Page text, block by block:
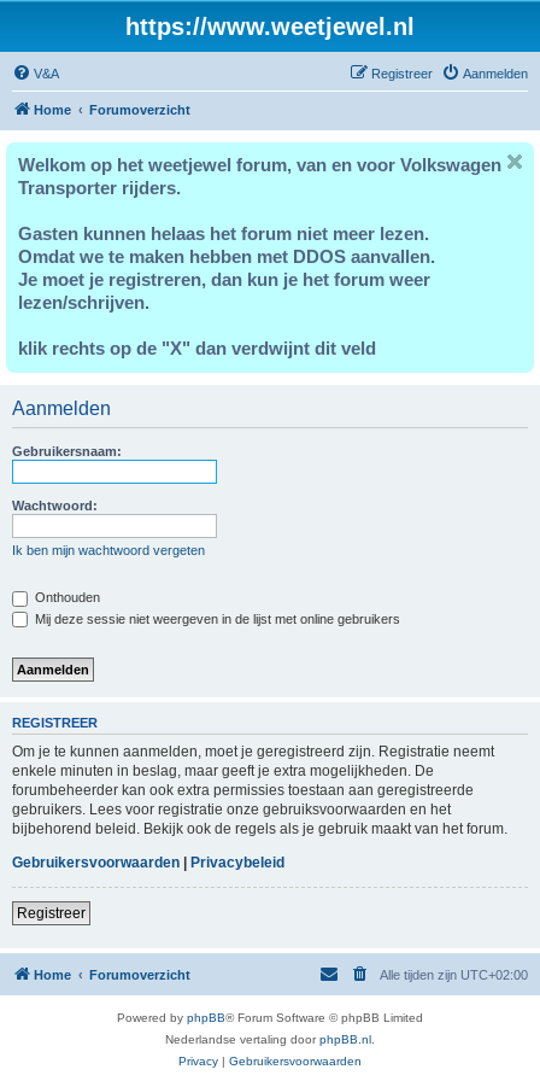
https://www.weetjewel.nl
V&A Aanmelden
Registreer
Home Forumoverzicht
Welkom op het weetjewel forum, van en voor Volkswagen
Transporter rijders.
Gasten kunnen helaas het forum niet meer lezen.
Omdat we te maken hebben met DDOS aanvallen.
Je moet je registreren, dan kun je het forum weer
lezen/schrijven.
klik rechts op de "X" dan verdwijnt dit veld
Aanmelden
Gebruikersnaam:
Wachtwoord:
Ik ben mijn wachtwoord vergeten
Onthouden
Mij deze sessie niet weergeven in de lijst met online gebruikers
REGISTREER
Om je te kunnen aanmelden, moet je geregistreerd zijn. Registratie neemt
enkele minuten in beslag, maar geeft je extra mogelijkheden. De
forumbeheerder kan ook extra permissies toestaan aan geregistreerde
gebruikers. Lees voor registratie onze gebruiksvoorwaarden en het
bijbehorend beleid. Bekijk ook de regels als je gebruik maakt van het forum.
Gebruikersvoorwaarden | Privacybeleid
Registreer
Home Forumoverzicht Alle tijden zijn UTC+02:00
Powered by phpBB® Forum Software © phpBB Limited
Nederlandse vertaling doorphpBB.nl
Privacy | Gebruikersvoorwaarden